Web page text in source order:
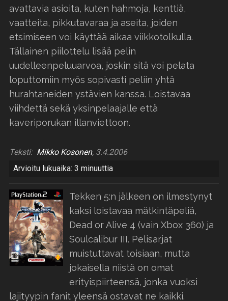
avattavia asioita, kuten hahmoja, kenttiä,
vaatteita, pikkutavaraa ja aseita, joiden
etsimiseen voi käyttää aikaa viikkotolkulla.
Tällainen piilottelu lisää pelin
uudelleenpeluuarvoa, joskin sitä voi pelata
loputtomiin myös sopivasti peliin yhtä
hurahtaneiden ystävien kanssa. Loistavaa
viihdettä sekä yksinpelaajalle että
kaveriporukan illanviettoon.
Teksti: Mikko Kosonen, 3.4.2006
Arvioitu lukuaika: 3 minuuttia
Tekken 5:n jälkeen on ilmestynyt
kaksi loistavaa mätkintäpeliä,
Dead or Alive 4 (vain Xbox 360) ja
Soulcalibur III. Pelisarjat
muistuttavat toisiaan, mutta
jokaisella niistä on omat
erityispiirteensä, jonka vuoksi
lajityypin fanit yleensä ostavat ne kaikki.